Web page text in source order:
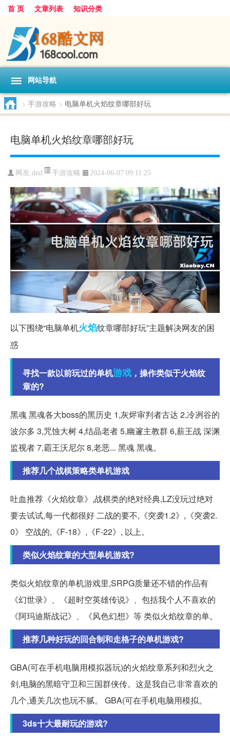
首 页 文章列表 知识分类
网站导航
> 手游攻略 > 电脑单机火焰纹章哪部好玩
电脑单机火焰纹章哪部好玩
网友:dnd 手游攻略 2024-06-07 09:11:25
以下围绕“电脑单机火焰纹章哪部好玩”主题解决网友的困
惑
寻找一款以前玩过的单机游戏 ，操作类似于火焰纹
章的?
黑魂 黑魂各大boss的黑历史 1,灰烬审判者古达 2,冷冽谷的
波尔多 3,咒蚀大树 4,结晶老者 5,幽邃主教群 6,薪王战 深渊
监视者 7,霸王沃尼尔 8,老恶... 黑魂 黑魂。
推荐几个战棋策略类单机游戏
吐血推荐《火焰纹章》,战棋类的绝对经典,LZ没玩过绝对
要去试试,每一代都很好 二战的要不,《突袭1.2》,《突袭2.
0》 空战的,《F-18》,《F-22》, 以上。
类似火焰纹章的大型单机游戏?
类似火焰纹章的单机游戏里,SRPG质量还不错的作品有
《幻世录》、《超时空英雄传说》、包括我个人不喜欢的
《阿玛迪斯战记》、《风色幻想》等 类似火焰纹章的单。
推荐几种好玩的回合制和走格子的单机游戏?
GBA(可在手机电脑用模拟器玩)的火焰纹章系列和烈火之
剑,电脑的黑暗守卫和三国群侠传。这是我自己非常喜欢的
几个,通关几次也玩不腻。 GBA(可在手机电脑用模拟。
3ds十大最耐玩的游戏?